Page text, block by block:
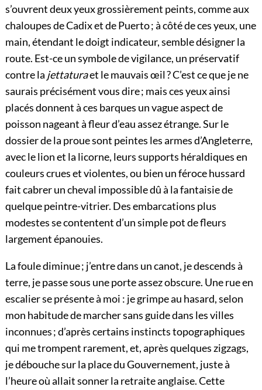
s’ouvrent deux yeux grossièrement peints, comme aux
chaloupes de Cadix et de Puerto ; à côté de ces yeux, une
main, étendant le doigt indicateur, semble désigner la
route. Est-ce un symbole de vigilance, un préservatif
contre la jettaturaet le mauvais œil ? C’est ce que je ne
saurais précisément vous dire ; mais ces yeux ainsi
placés donnent à ces barques un vague aspect de
poisson nageant à fleur d’eau assez étrange. Sur le
dossier de la proue sont peintes les armes d’Angleterre,
avec le lion et la licorne, leurs supports héraldiques en
couleurs crues et violentes, ou bien un féroce hussard
fait cabrer un cheval impossible dû à la fantaisie de
quelque peintre-vitrier. Des embarcations plus
modestes se contentent d’un simple pot de fleurs
largement épanouies.
La foule diminue ; j’entre dans un canot, je descends à
terre, je passe sous une porte assez obscure. Une rue en
escalier se présente à moi : je grimpe au hasard, selon
mon habitude de marcher sans guide dans les villes
inconnues ; d’après certains instincts topographiques
qui me trompent rarement, et, après quelques zigzags,
je débouche sur la place du Gouvernement, juste à
l’heure où allait sonner la retraite anglaise. Cette